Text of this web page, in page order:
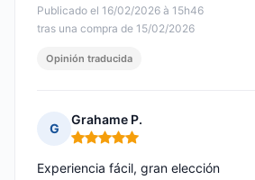
Publicado el 16/02/2026 à 15h46
tras una compra de 15/02/2026
Opinión traducida
G
Grahame P.
Nota: 5 de 5
Experiencia fácil, gran elección